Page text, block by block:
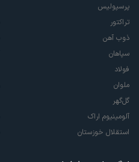
پرسپولیس
تراکتور
ذوب آهن
سپاهان
فولاد
ملوان
گل‌گهر
آلومینیوم اراک
استقلال خوزستان